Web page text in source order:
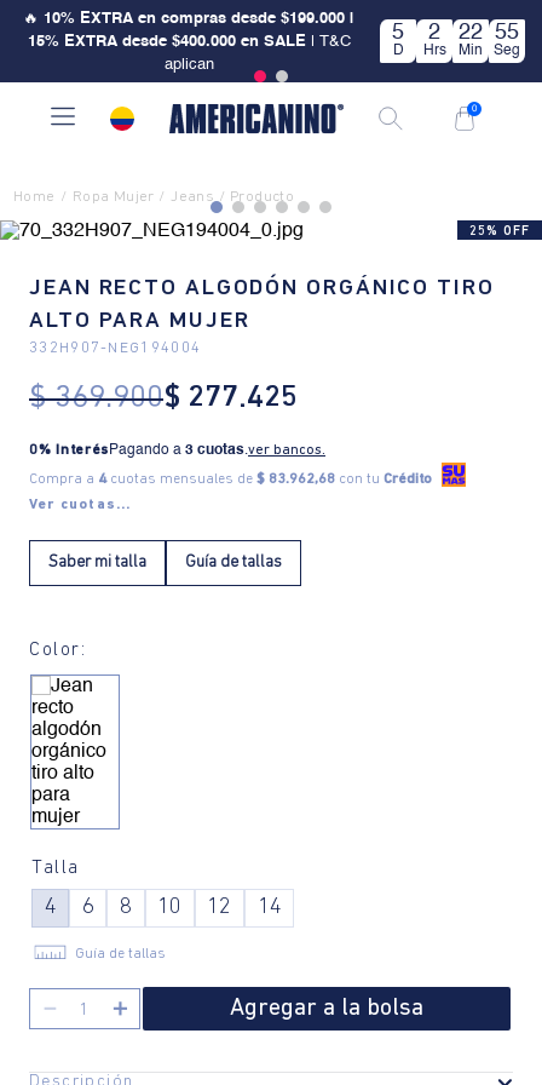
🔥 10% EXTRA en compras desde $199.000 |
15% EXTRA desde $400.000 en SALE| T&C
aplican
5
D
2
Hrs
22
Min
55
Seg
0
Ropa Mujer Jeans
25% OFF
JEAN RECTO ALGODÓN ORGÁNICO TIRO
ALTO PARA MUJER
332H907- NEG194004
$ 369.900$ 277.425
0% Interés Pagando a 3 cuotas.ver bancos.
Compra a 4cuotas mensuales de $ 83.962,68 con tu Crédito
Ver cuotas...
Saber mi talla Guía de tallas
Color:
Talla
4 6 8 10 12 14
Guía de tallas
＋
－ Agregar a la bolsa